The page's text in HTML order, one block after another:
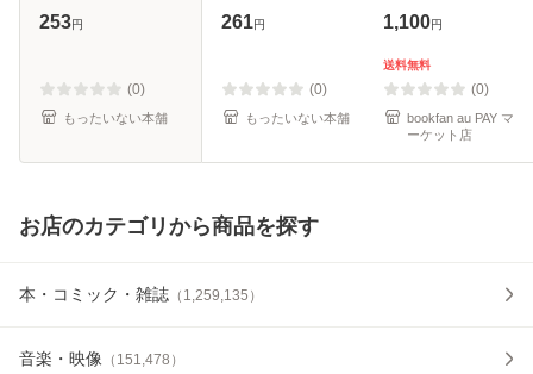
川 英治 / 講談社
253円
(0)
もったいない本舗
[文庫]【メール便送
261円
(0)
もったいない本舗
1,100円
送料無料
(0)
bookfan au PAY マ
ーケット店
お店のカテゴリから商品を探す
本・コミック・雑誌 （ 1,259,135 ）
音楽・映像 （ 151,478 ）